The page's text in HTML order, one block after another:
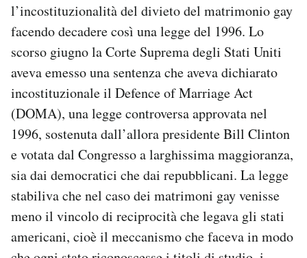
l’incostituzionalità del divieto del matrimonio gay
facendo decadere così una legge del 1996. Lo
scorso giugno la Corte Suprema degli Stati Uniti
aveva emesso una sentenza che aveva dichiarato
incostituzionale il Defence of Marriage Act
(DOMA), una legge controversa approvata nel
1996, sostenuta dall’allora presidente Bill Clinton
e votata dal Congresso a larghissima maggioranza,
sia dai democratici che dai repubblicani. La legge
stabiliva che nel caso dei matrimoni gay venisse
meno il vincolo di reciprocità che legava gli stati
americani, cioè il meccanismo che faceva in modo